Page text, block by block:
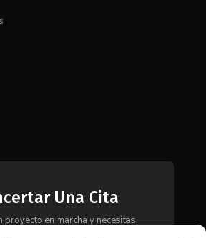
Una Cita
proyecto en marcha y necesitas